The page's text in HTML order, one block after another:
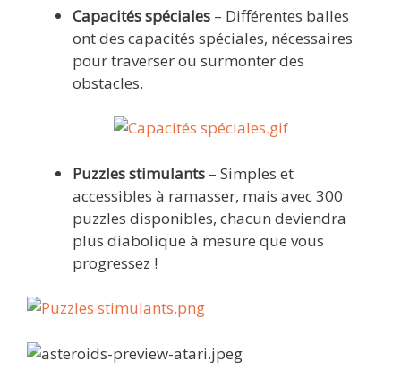
Capacités spéciales – Différentes balles
ont des capacités spéciales, nécessaires
pour traverser ou surmonter des
obstacles.
Puzzles stimulants – Simples et
accessibles à ramasser, mais avec 300
puzzles disponibles, chacun deviendra
plus diabolique à mesure que vous
progressez !